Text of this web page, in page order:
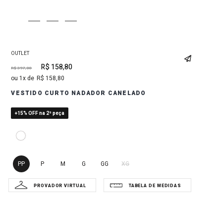
OUTLET
R$ 397,00 R$ 158,80
1 R$ 158,80
VESTIDO CURTO NADADOR CANELADO
+15% OFF na 2ª peça
PP P M G GG XG